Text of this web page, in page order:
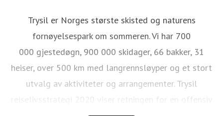
Trysil er Norges største skisted og naturens
fornøyelsespark om sommeren. Vi har 700
000 gjestedøgn, 900 000 skidager, 66 bakker, 31
heiser, over 500 km med langrennsløyper og et stort
utvalg av aktiviteter og arrangementer. Trysil
reiselivsstrategi 2020 viser retningen for en offensiv